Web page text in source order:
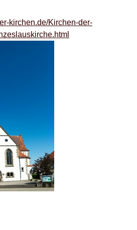
kirchen.de/Kirchen-der-